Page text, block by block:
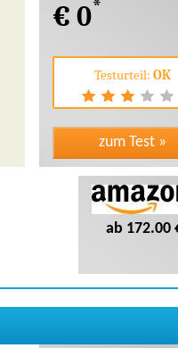
€ 0*
Testurteil: OK
ab 172.00